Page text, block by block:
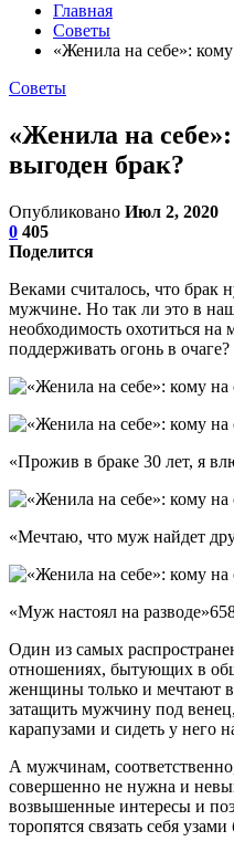
Главная
Советы
«Женила на себе»:
Советы
«Женила на
выгоден брак?
Опубликовано Июл 2, 2020
0 405
Поделится
Веками считалось, что
мужчине. Но так ли это в
необходимость охотиться
поддерживать огонь в очаге?
«Прожив в браке 30 лет, я
«Мечтаю, что муж найдет
«Муж настоял на
Один из самых
отношениях, бытующих в
женщины только и мечтают
затащить мужчину под
карапузами и сидеть у него
А мужчинам,
совершенно не нужна и
возвышенные интересы и
торопятся связать себя